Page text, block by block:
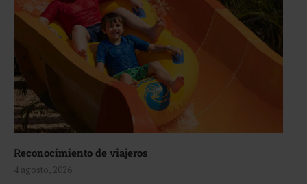
Reconocimiento de viajeros
4 agosto, 2026